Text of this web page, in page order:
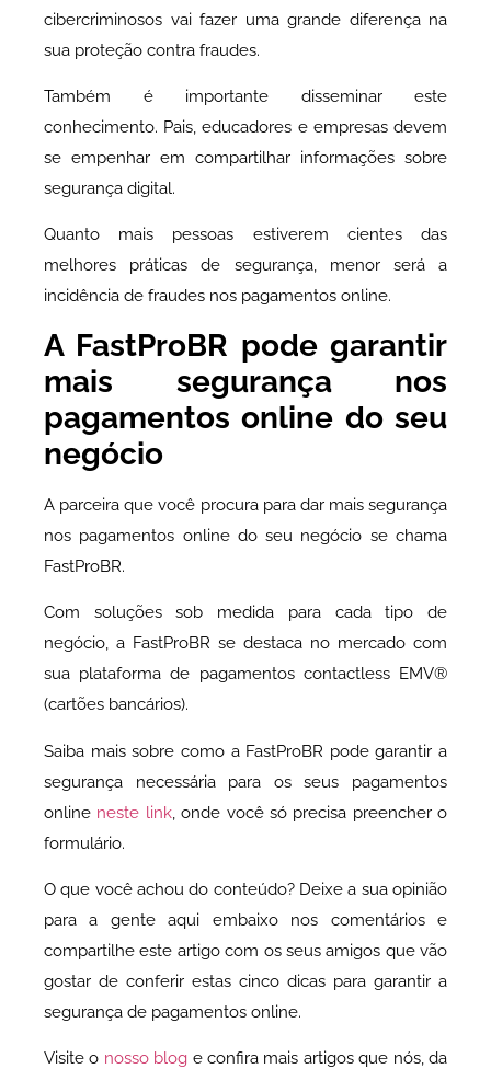
cibercriminosos vai fazer uma grande diferença na
sua proteção contra fraudes.
Também é importante disseminar este
conhecimento. Pais, educadores e empresas devem
se empenhar em compartilhar informações sobre
segurança digital.
Quanto mais pessoas estiverem cientes das
melhores práticas de segurança, menor será a
incidência de fraudes nos pagamentos online.
A FastProBR pode garantir
mais segurança nos
pagamentos online do seu
negócio
A parceira que você procura para dar mais segurança
nos pagamentos online do seu negócio se chama
FastProBR.
Com soluções sob medida para cada tipo de
negócio, a FastProBR se destaca no mercado com
sua plataforma de pagamentos contactless EMV®
(cartões bancários).
Saiba mais sobre como a FastProBR pode garantir a
segurança necessária para os seus pagamentos
online neste link, onde você só precisa preencher o
formulário.
O que você achou do conteúdo? Deixe a sua opinião
para a gente aqui embaixo nos comentários e
compartilhe este artigo com os seus amigos que vão
gostar de conferir estas cinco dicas para garantir a
segurança de pagamentos online.
Visite o nosso blog e confira mais artigos que nós, da